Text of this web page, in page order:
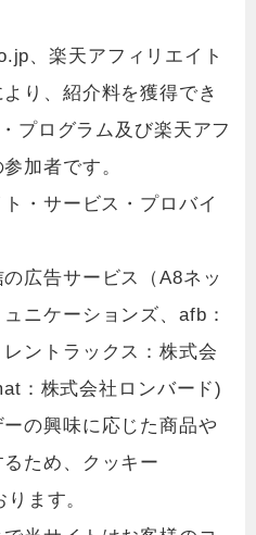
、楽天アフィリエイト
り、紹介料を獲得でき
プログラム及び楽天アフ
加者です。
・サービス・プロバイ
広告サービス（A8ネッ
ニケーションズ、afb：
ントラックス：株式会
：株式会社ロンバード)
の興味に応じた商品や
ため、クッキー
ます。